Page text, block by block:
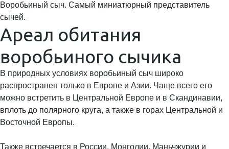
Воробьиный сыч. Самый миниатюрный представитель
сычей.
Ареал обитания
воробьиного сычика
В природных условиях воробьиный сыч широко
распространен только в Европе и Азии. Чаще всего его
можно встретить в Центральной Европе и в Скандинавии,
вплоть до полярного круга, а также в горах Центральной и
Восточной Европы.
Также встречается в России, Монголии, Маньчжурии и